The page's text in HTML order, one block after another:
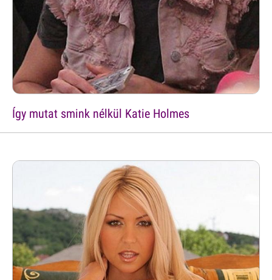
Így mutat smink nélkül Katie Holmes